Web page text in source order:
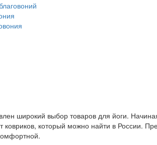
широкий выбор товаров для йоги.
ковриков, который можно найти в России.